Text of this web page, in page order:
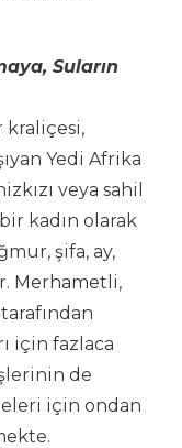
Suların
kraliçesi,
Yedi Afrika
veya sahil
kadın olarak
şifa, ay,
Merhametli,
için fazlaca
de
için ondan